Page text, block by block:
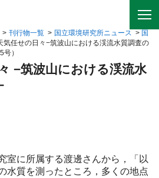
> 刊行物一覧 > 国立環境研究所ニュース > 国
気任せの日々−筑波山における渓流水質調査の
）
−筑波山における渓流水
室に所属する渡邊さんから，「以
水質を測ったところ，多くの地点